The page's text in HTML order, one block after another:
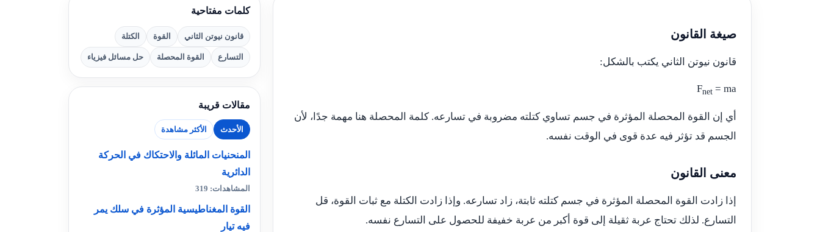
صيغة القانون
قانون نيوتن الثاني يكتب بالشكل:
Fnet = ma
أي إن القوة المحصلة المؤثرة في جسم تساوي كتلته مضروبة في تسارعه. كلمة المحصلة هنا مهمة جدًا، لأن
الجسم قد تؤثر فيه عدة قوى في الوقت نفسه.
معنى القانون
إذا زادت القوة المحصلة المؤثرة في جسم كتلته ثابتة، زاد تسارعه. وإذا زادت الكتلة مع ثبات القوة، قل
التسارع. لذلك تحتاج عربة ثقيلة إلى قوة أكبر من عربة خفيفة للحصول على التسارع نفسه.
كلمات مفتاحية
قانون نيوتن الثاني القوة الكتلة
التسارع القوة المحصلة حل مسائل فيزياء
مقالات قريبة
الأحدث الأكثر مشاهدة
المنحنيات المائلة والاحتكاك في الحركة
الدائرية
المشاهدات: 319
القوة المغناطيسية المؤثرة في سلك يمر
فيه تيار